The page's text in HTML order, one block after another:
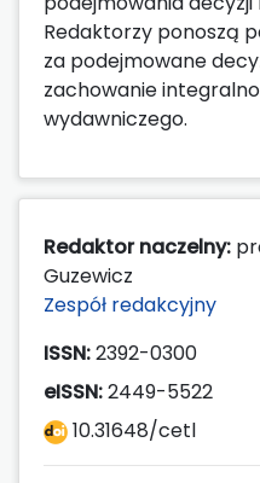
Redaktorzy ponoszą
za podejmowane
zachowanie
wydawniczego.
Redaktor naczelny:
Guzewicz
Zespół redakcyjny
ISSN:2392-0300
eISSN:2449-5522
10.31648/cetl